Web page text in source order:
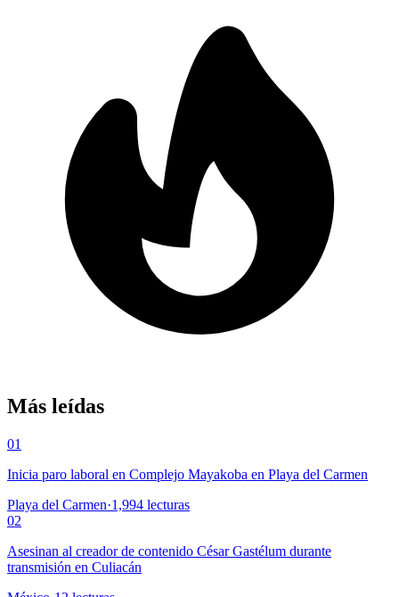
Más leídas
01
Inicia paro laboral en Complejo Mayakoba en Playa del Carmen
Playa del Carmen·1,994 lecturas
02
Asesinan al creador de contenido César Gastélum durante
transmisión en Culiacán